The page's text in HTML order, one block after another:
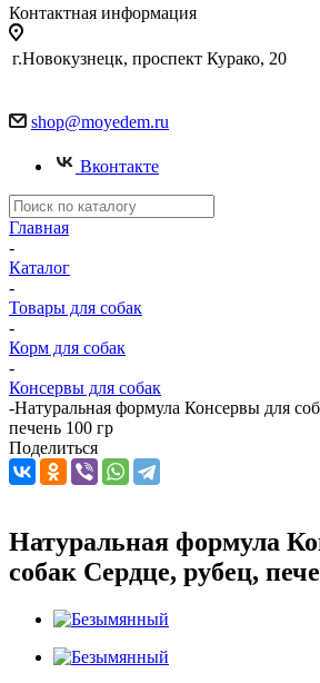
Контактная информация
г.Новокузнецк, проспект Курако, 20
shop@moyedem.ru
Вконтакте
Главная
-
Каталог
-
Товары для собак
-
Корм для собак
-
Консервы для собак
-Натуральная формула Консервы для
печень 100 гр
Поделиться
Натуральная формула
собак Сердце, рубец,